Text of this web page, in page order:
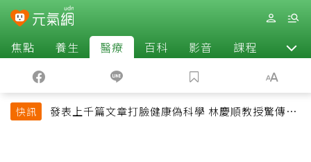
焦點 養生 醫療 百科 影音 課程 退休
快訊
發表上千篇文章打臉健康偽科學 林慶順教授驚傳意